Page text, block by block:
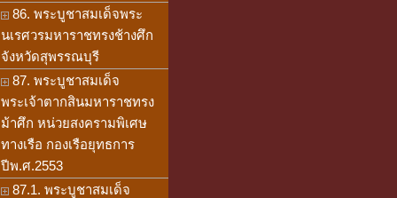
86. พระบูชาสมเด็จพระ
นเรศวรมหาราชทรงช้างศึก
จังหวัดสุพรรณบุรี
87. พระบูชาสมเด็จ
พระเจ้าตากสินมหาราชทรง
ม้าศึก หน่วยสงครามพิเศษ
ทางเรือ กองเรือยุทธการ
ปีพ.ศ.2553
87.1. พระบูชาสมเด็จ